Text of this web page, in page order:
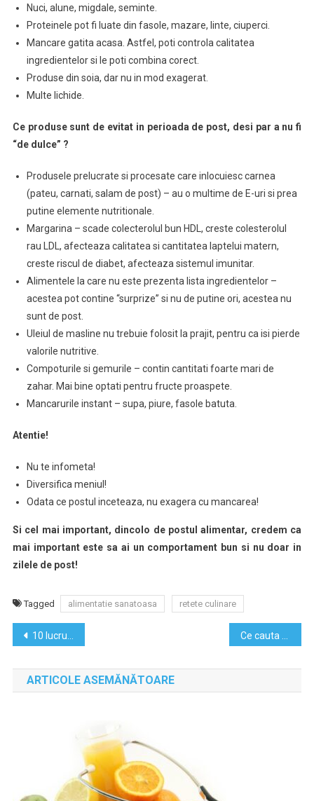
Nuci, alune, migdale, seminte.
Proteinele pot fi luate din fasole, mazare, linte, ciuperci.
Mancare gatita acasa. Astfel, poti controla calitatea
ingredientelor si le poti combina corect.
Produse din soia, dar nu in mod exagerat.
Multe lichide.
Ce produse sunt de evitat in perioada de post, desi par a nu fi
“de dulce” ?
Produsele prelucrate si procesate care inlocuiesc carnea
(pateu, carnati, salam de post) – au o multime de E-uri si prea
putine elemente nutritionale.
Margarina – scade colecterolul bun HDL, creste colesterolul
rau LDL, afecteaza calitatea si cantitatea laptelui matern,
creste riscul de diabet, afecteaza sistemul imunitar.
Alimentele la care nu este prezenta lista ingredientelor –
acestea pot contine “surprize” si nu de putine ori, acestea nu
sunt de post.
Uleiul de masline nu trebuie folosit la prajit, pentru ca isi pierde
valorile nutritive.
Compoturile si gemurile – contin cantitati foarte mari de
zahar. Mai bine optati pentru fructe proaspete.
Mancarurile instant – supa, piure, fasole batuta.
Atentie!
Nu te infometa!
Diversifica meniul!
Odata ce postul inceteaza, nu exagera cu mancarea!
Si cel mai important, dincolo de postul alimentar, credem ca
mai important este sa ai un comportament bun si nu doar in
zilele de post!
Tagged alimentatie sanatoasa retete culinare
Navigare
în
articole
10 lucruri pe care sa nu le treci niciodata in CV Ce cauta femeile moderne la un barbat. Poti raspunde provocarii?
ARTICOLE ASEMĂNĂTOARE